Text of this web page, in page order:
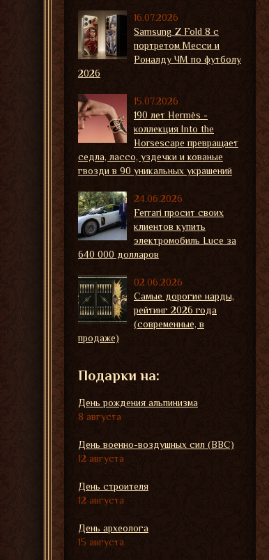
16.07.2026
Samsung Z Fold 8 с
портретом Месси и
Роналду ЧМ по футболу
2026
15.07.2026
190 лет Hermès -
коллекция Into the
Horsescape превращает
седла, лассо, уздечки и кованые
гвозди в 90 уникальных украшений
24.06.2026
Ferrari просит своих
клиентов купить
электромобиль Luce за
640 000 долларов
02.06.2026
Самые дорогие нарды,
рейтинг 2026 года
(современные, в
продаже)
Подарки на:
День рождения альпинизма
8 августа
День военно-воздушных сил (ВВС)
12 августа
День строителя
12 августа
День археолога
15 августа